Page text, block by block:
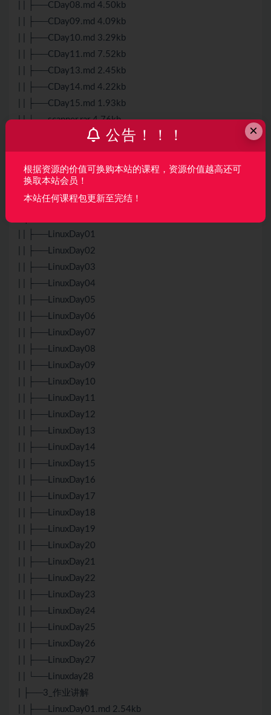
| | ├──CDay08.md 4.50kb
| | ├──CDay09.md 4.09kb
| | ├──CDay10.md 3.29kb
| | ├──CDay11.md 7.52kb
| | ├──CDay13.md 2.45kb
| | ├──CDay14.md 4.22kb
| | ├──CDay15.md 1.93kb
| | └──scanner.rar 4.76kb
| └──Snipaste-2.8.3-Beta-x64.zip 17.79M
├──2_Linux
| ├──1_预习资料
| | ├──vimplus
| | └──讲义
| | ├── Linux Day01
| | ├── Linux Day02
| | ├──LinuxDay03
| | ├──LinuxDay04
| | ├──LinuxDay05
| | ├──LinuxDay06
| | ├──LinuxDay07
| | ├──LinuxDay08
| | ├──LinuxDay09
| | ├──LinuxDay10
| | ├──LinuxDay11
| | ├──LinuxDay12
| | ├──LinuxDay13
| | ├──LinuxDay14
| | ├──LinuxDay15
| | ├──LinuxDay16
| | ├──LinuxDay17
| | ├──LinuxDay18
| | ├──LinuxDay19
| | ├──LinuxDay20
| | ├──LinuxDay21
| | ├──LinuxDay22
| | ├──LinuxDay23
| | ├──LinuxDay24
| | ├──LinuxDay25
| | ├──LinuxDay26
| | ├──LinuxDay27
| | └──Linuxday28
| ├──3_作业讲解
| | ├──LinuxDay01.md 2.54kb
×
公告！！！
根据资源的价值可换购本站的课程，资源价值越高还可
换取本站会员！
本站任何课程包更新至完结！